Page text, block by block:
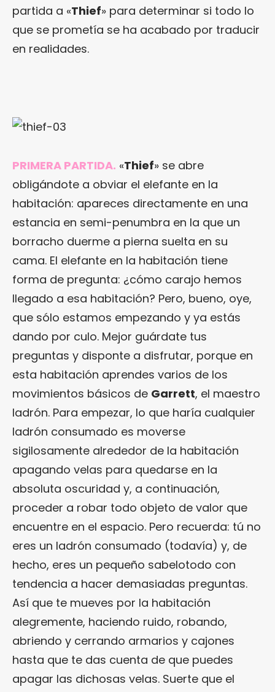
partida a «Thief» para determinar si todo lo
que se prometía se ha acabado por traducir
en realidades.
PRIMERA PARTIDA. «Thief» se abre
obligándote a obviar el elefante en la
habitación: apareces directamente en una
estancia en semi-penumbra en la que un
borracho duerme a pierna suelta en su
cama. El elefante en la habitación tiene
forma de pregunta: ¿cómo carajo hemos
llegado a esa habitación? Pero, bueno, oye,
que sólo estamos empezando y ya estás
dando por culo. Mejor guárdate tus
preguntas y disponte a disfrutar, porque en
esta habitación aprendes varios de los
movimientos básicos de Garrett, el maestro
ladrón. Para empezar, lo que haría cualquier
ladrón consumado es moverse
sigilosamente alrededor de la habitación
apagando velas para quedarse en la
absoluta oscuridad y, a continuación,
proceder a robar todo objeto de valor que
encuentre en el espacio. Pero recuerda: tú no
eres un ladrón consumado (todavía) y, de
hecho, eres un pequeño sabelotodo con
tendencia a hacer demasiadas preguntas.
Así que te mueves por la habitación
alegremente, haciendo ruido, robando,
abriendo y cerrando armarios y cajones
hasta que te das cuenta de que puedes
apagar las dichosas velas. Suerte que el